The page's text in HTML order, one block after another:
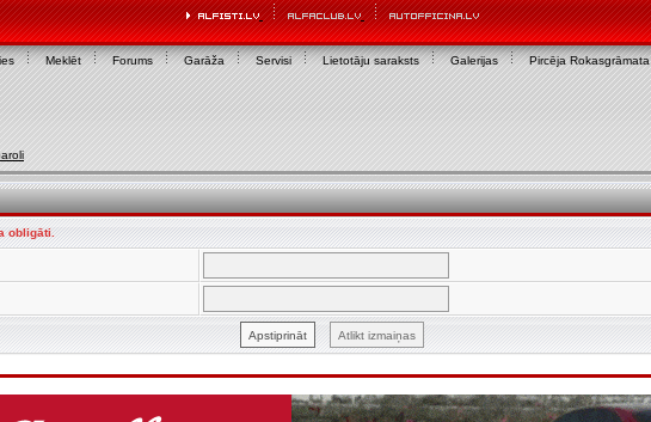
Meklēt Forums Garāža Servisi Lietotāju saraksts Galerijas Pircēja Rokasgrāmata
obligāti.